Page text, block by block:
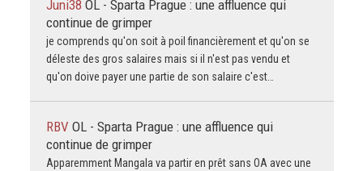
Juni38 OL - Sparta Prague : une affluence qui
continue de grimper
je comprends qu'on soit à poil financièrement et qu'on se
déleste des gros salaires mais si il n'est pas vendu et
qu'on doive payer une partie de son salaire c'est…
RBV OL - Sparta Prague : une affluence qui
continue de grimper
Apparemment Mangala va partir en prêt sans OA avec une